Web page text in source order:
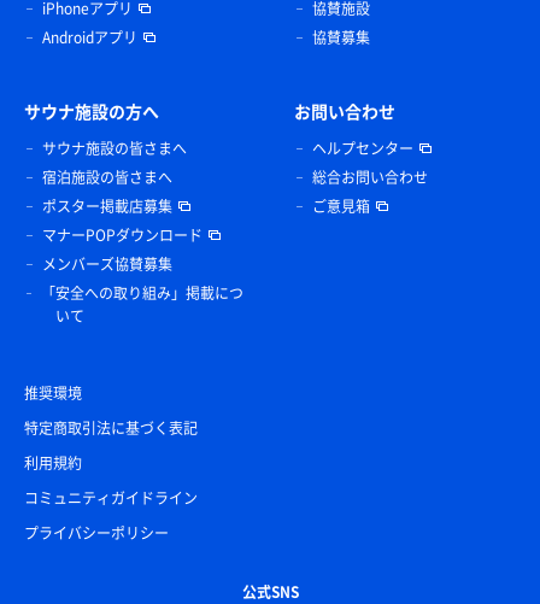
iPhoneアプリ
Androidアプリ
協賛施設
協賛募集
サウナ施設の方へ
サウナ施設の皆さまへ
宿泊施設の皆さまへ
ポスター掲載店募集
マナーPOPダウンロード
メンバーズ協賛募集
「安全への取り組み」掲載につ
いて
お問い合わせ
ヘルプセンター
総合お問い合わせ
ご意見箱
推奨環境
特定商取引法に基づく表記
利用規約
コミュニティガイドライン
プライバシーポリシー
公式SNS